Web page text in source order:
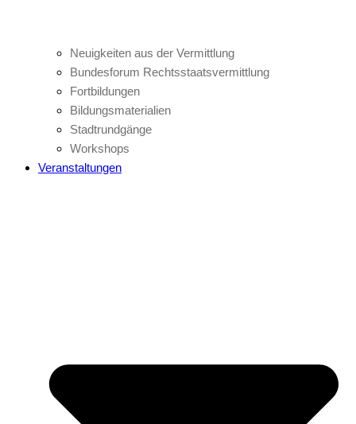
Neuigkeiten aus der Vermittlung
Bundesforum Rechtsstaatsvermittlung
Fortbildungen
Bildungsmaterialien
Stadtrundgänge
Workshops
Veranstaltungen